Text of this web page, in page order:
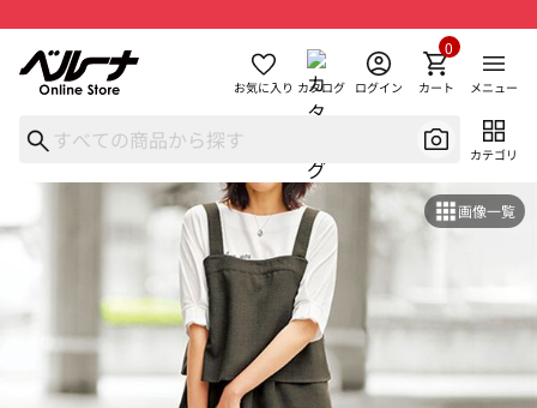
お気に入り カタログ ログイン カート
0
メニュー
カテゴリ
画像一覧